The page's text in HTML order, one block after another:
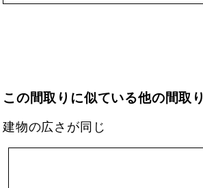
この間取りに似ている他の間取り
建物の広さが同じ